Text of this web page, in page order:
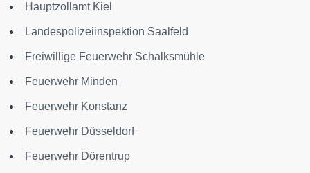
Hauptzollamt Kiel
Landespolizeiinspektion Saalfeld
Freiwillige Feuerwehr Schalksmühle
Feuerwehr Minden
Feuerwehr Konstanz
Feuerwehr Düsseldorf
Feuerwehr Dörentrup